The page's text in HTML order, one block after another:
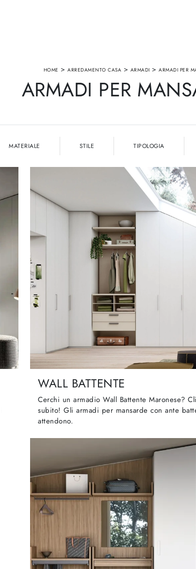
HOME > ARREDAMENTO CASA > ARMADI > ARMADI PER
ARMADI PER
MATERIALE STILE TIPOLOGIA
WALL BATTENTE
Cerchi un armadio Wall Battente Maronese?
subito! Gli armadi per mansarde con ante
attendono.